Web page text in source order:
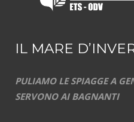
IL MARE
PULIAMO LE SPIAGGE A
SERVONO AI BAGNANTI